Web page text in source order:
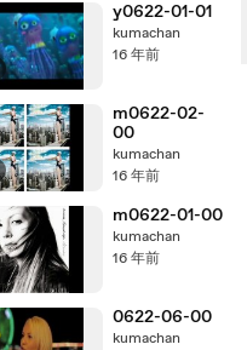
y0622-01-01
kumachan
16 年前
m0622-02-
00
kumachan
16 年前
m0622-01-00
kumachan
16 年前
0622-06-00
kumachan